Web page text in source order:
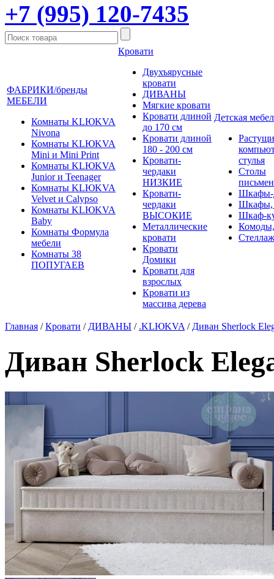
+7 (995) 120-7435
ФАБРИКИ/бренды
МЕБЕЛИ
Комнаты KLЮKVA
Nivona
Комнаты KLЮKVA
Mini и Mini Print
Комнаты KLЮKVA
Junior и Teenager
Комнаты KLЮKVA
Velvet и Calypso
Комнаты KLЮKVA
Baby
Комнаты Формула
мебели
Комнаты 38
ПОПУГАЕВ
Кровати
Двухъярусные
кровати
ДИВАНЫ
Мягкие кровати
Кровати длиной
до 170 см
Кровати длиной
180 - 200 см
Кровати-
чердаки
НИЗКИЕ
Кровати-
чердаки
ВЫСОКИЕ
Металлические
кровати
Кровати
Домики
Кровати для
взрослых
Кровати из
массива дерева
Детская
стулья
Столы
Шкафы-
Шкафы,
Шкаф-
Главная /Кровати / ДИВАНЫ / .KLЮKVA / Диван Sherlock
Диван Sherlock